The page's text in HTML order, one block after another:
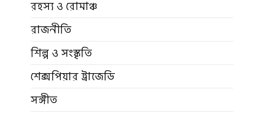
রহস্য ও রোমাঞ্চ
রাজনীতি
শিল্প ও সংস্কৃতি
শেক্সপিয়ার ট্রাজেডি
সঙ্গীত